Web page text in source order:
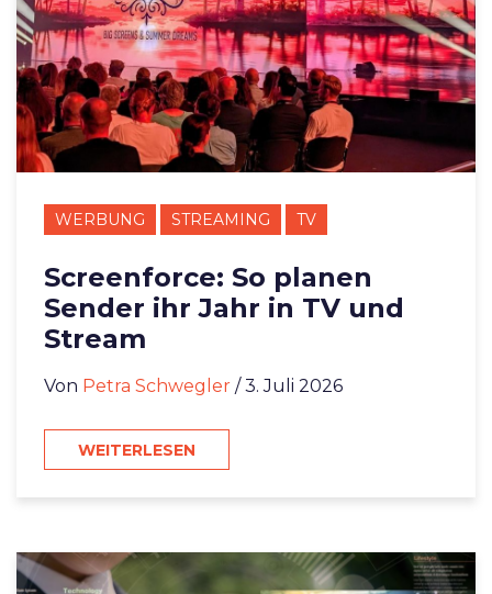
WERBUNG STREAMING TV
Screenforce: So planen
Sender ihr Jahr in TV und
Stream
Von Petra Schwegler / 3. Juli 2026
WEITERLESEN